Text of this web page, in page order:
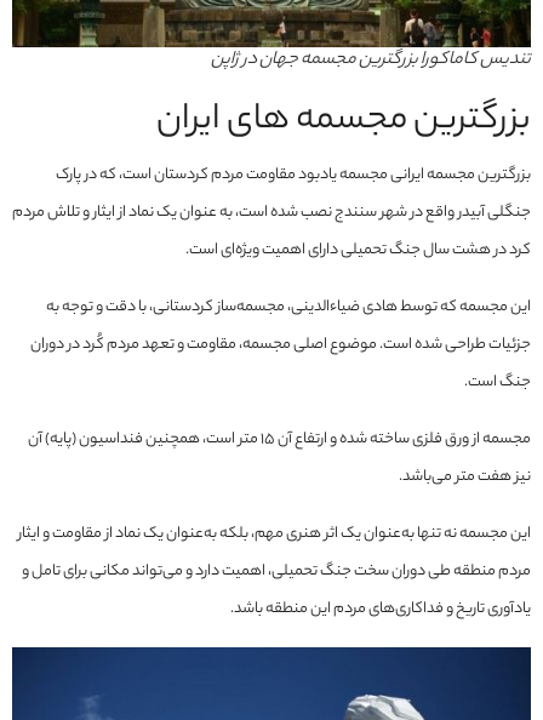
تندیس کاماکورا بزرگترین مجسمه جهان در ژاپن
بزرگترین مجسمه های ایران
بزرگترین مجسمه ایرانی مجسمه یادبود مقاومت مردم کردستان است، که در پارک
جنگلی آبیدر واقع در شهر سنندج نصب شده است، به عنوان یک نماد از ایثار و تلاش مردم
کرد در هشت سال جنگ تحمیلی دارای اهمیت ویژه‌ای است.
این مجسمه که توسط هادی ضیاء‌الدینی، مجسمه‌ساز کردستانی، با دقت و توجه به
جزئیات طراحی شده است. موضوع اصلی مجسمه، مقاومت و تعهد مردم کُرد در دوران
جنگ است.
مجسمه از ورق فلزی ساخته شده و ارتفاع آن ۱۵ متر است، همچنین فنداسیون (پایه) آن
نیز هفت متر می‌باشد.
این مجسمه نه تنها به‌عنوان یک اثر هنری مهم، بلکه به‌عنوان یک نماد از مقاومت و ایثار
مردم منطقه طی دوران سخت جنگ تحمیلی، اهمیت دارد و می‌تواند مکانی برای تامل و
یادآوری تاریخ و فداکاری‌های مردم این منطقه باشد.